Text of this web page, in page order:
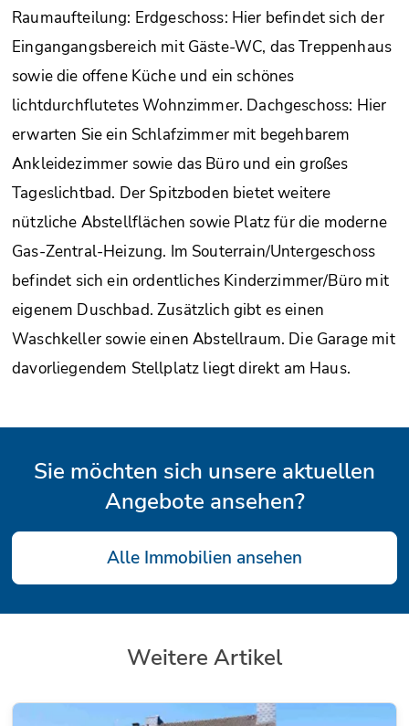
Raumaufteilung: Erdgeschoss: Hier befindet sich der
Eingangangsbereich mit Gäste-WC, das Treppenhaus
sowie die offene Küche und ein schönes
lichtdurchflutetes Wohnzimmer. Dachgeschoss: Hier
erwarten Sie ein Schlafzimmer mit begehbarem
Ankleidezimmer sowie das Büro und ein großes
Tageslichtbad. Der Spitzboden bietet weitere
nützliche Abstellflächen sowie Platz für die moderne
Gas-Zentral-Heizung. Im Souterrain/Untergeschoss
befindet sich ein ordentliches Kinderzimmer/Büro mit
eigenem Duschbad. Zusätzlich gibt es einen
Waschkeller sowie einen Abstellraum. Die Garage mit
davorliegendem Stellplatz liegt direkt am Haus.
Sie möchten sich unsere aktuellen
Angebote ansehen?
Alle Immobilien ansehen
Weitere Artikel